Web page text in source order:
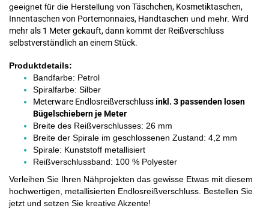
geeignet für die Herstellung von Täschchen, Kosmetiktaschen,
Innentaschen von Portemonnaies, Handtaschen und mehr. Wird
mehr als 1 Meter gekauft, dann kommt der Reißverschluss
selbstverständlich an einem Stück.
Produktdetails:
Bandfarbe: Petrol
Spiralfarbe: Silber
Meterware Endlosreißverschlussinkl. 3 passenden losen
Bügelschiebern je Meter
Breite des Reißverschlusses: 26 mm
Breite der Spirale im geschlossenen Zustand: 4,2 mm
Spirale: Kunststoff metallisiert
Reißverschlussband: 100 % Polyester
Verleihen Sie Ihren Nähprojekten das gewisse Etwas mit diesem
hochwertigen, metallisierten Endlosreißverschluss. Bestellen Sie
jetzt und setzen Sie kreative Akzente!